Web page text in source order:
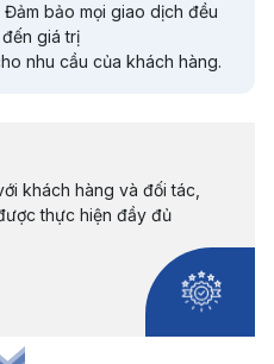
bảo mọi giao dịch đều
giá trị
nhu cầu của khách hàng.
khách hàng và đối tác,
thực hiện đầy đủ